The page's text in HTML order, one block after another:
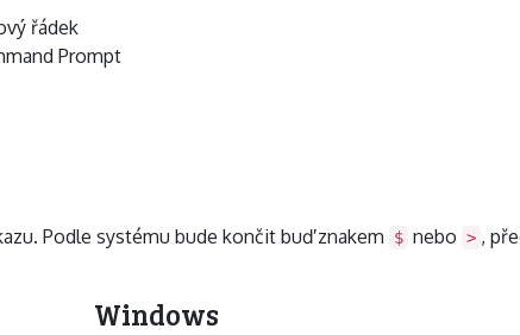
řádek
Prompt
Podle systému bude končit buď znakem
$ nebo > ,
Windows